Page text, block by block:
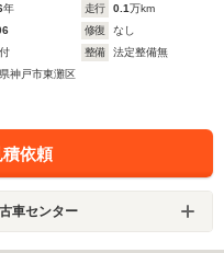
年 走行 0.1万km
修復
なし
整備
法定整備無
神戸市東灘区
依頼
車センター